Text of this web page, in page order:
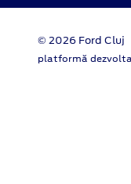
© 2026 Ford Cluj
platformă